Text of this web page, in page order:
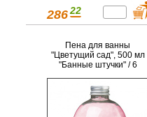
286 22
Пена для ванны
"Цветущий сад", 500 мл
"Банные штучки" / 6